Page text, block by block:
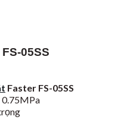
FS-05SS
Faster FS-05SS